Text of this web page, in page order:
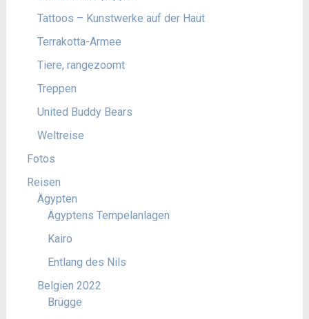
Tattoos – Kunstwerke auf der Haut
Terrakotta-Armee
Tiere, rangezoomt
Treppen
United Buddy Bears
Weltreise
Fotos
Reisen
Ägypten
Ägyptens Tempelanlagen
Kairo
Entlang des Nils
Belgien 2022
Brügge